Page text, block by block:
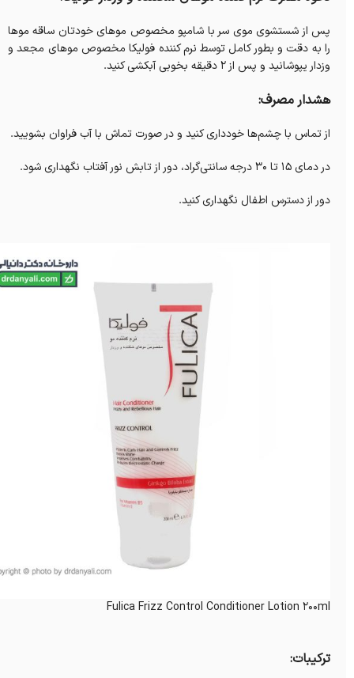
پس از شستشوی موی سر با شامپو مخصوص موهای خودتان ساقه موها
را به دقت و بطور کامل توسط نرم کننده فولیکا مخصوص موهای مجعد و
وزدار یپوشانید و پس از 2 دقیقه بخوبی آبکشی کنید.
هشدار مصرف:
از تماس با چشم‌ها خودداری کنید و در صورت تماش با آب فراوان بشویید.
در دمای 15 تا 30 درجه سانتی‌گراد، دور از تابش نور آفتاب نگهداری شود.
دور از دسترس اطفال نگهداری کنید.
Fulica Frizz Control Conditioner Lotion 200ml
ترکیبات: